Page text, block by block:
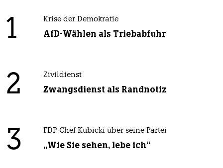
1 Krise der Demokratie
AfD-Wählen als Triebabfuhr
2 Zivildienst
Zwangsdienst als Randnotiz
3 FDP-Chef Kubicki über seine Partei
„Wie Sie sehen, lebe ich“